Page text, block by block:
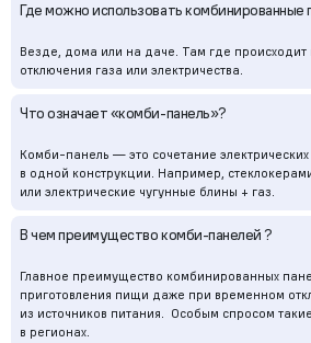
Где можно использовать комбинированные
Везде, дома или на даче. Там где происходит
отключения газа или электричества.
Что означает «комби-панель»?
Комби-панель — это сочетание
в одной конструкции. Например,
или электрические чугунные блины + газ.
В чем преимущество комби-панелей ?
Главное преимущество комбинированных
приготовления пищи даже при временном
из источников питания. Особым спросом
в регионах.